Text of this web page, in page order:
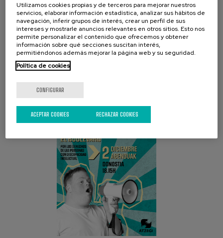
CAMPAÑA ACTUAL
Utilizamos cookies propias y de terceros para mejorar nuestros
servicios, elaborar información estadística, analizar sus hábitos de
navegación, inferir grupos de interés, crear un perfil de sus
intereses y mostrarle anuncios relevantes en otros sitios. Esto nos
permite personalizar el contenido que ofrecemos y obtener
información sobre qué secciones suscitan interés,
permitiéndonos además mejorar la página web y su seguridad.
Política de cookies
CONFIGURAR
RECHAZAR COOKIES
ACEPTAR COOKIES